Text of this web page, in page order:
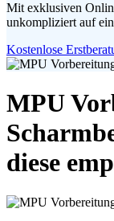
Mit exklusiven
unkompliziert auf
Kostenlose
MPU
diese